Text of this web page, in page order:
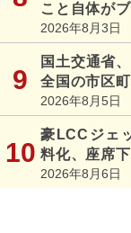
こと自体が
2026年8月3日
国土交通省
全国の市区
2026年8月5日
豪LCCジェ
料化、座席
2026年8月6日